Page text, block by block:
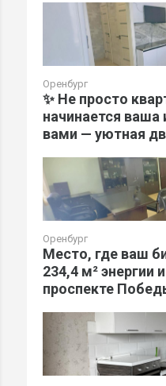
Оренбург
✨ Не просто
начинается
вами — уютная
Оренбург
Место, где ваш
234,4 м² энергии
проспекте